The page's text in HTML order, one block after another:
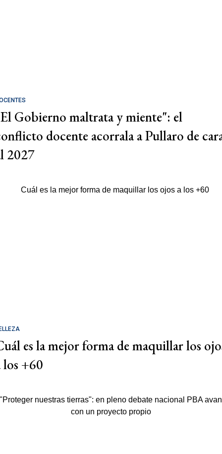
Gobierno maltrata y miente": el
docente acorrala a Pullaro de
2027
es la mejor forma de maquillar los
los +60